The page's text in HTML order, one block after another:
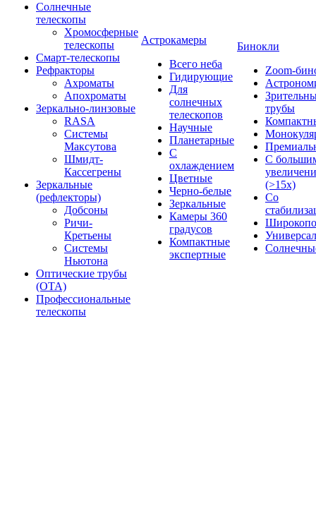
Солнечные
телескопы
Хромосферные
телескопы
Смарт-телескопы
Рефракторы
Ахроматы
Апохроматы
Зеркально-линзовые
RASA
Системы
Максутова
Шмидт-
Кассегрены
Зеркальные
(рефлекторы)
Добсоны
Ричи-
Кретьены
Системы
Ньютона
Оптические трубы
(OTA)
Профессиональные
телескопы
Астрокамеры
Всего неба
Гидирующие
Для
солнечных
телескопов
Научные
Планетарные
С
охлаждением
Цветные
Черно-белые
Зеркальные
Камеры 360
градусов
Компактные
экспертные
Бинокли
Zoom-
трубы
С
(>15x)
Со